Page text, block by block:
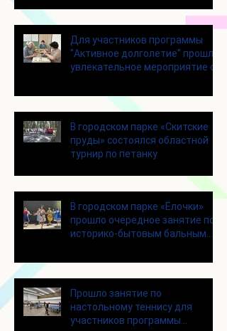
Для участников программы
"Активное долголетие" прошло
увлекательное мероприятие с
играми
В городском парке «Скитские
пруды» состоялся областной
турнир по петанку
В городском парке «Ёлочки»
прошло очередное занятие по
историко-бытовым бальным
Прошло занятие по
настольному теннису для
участников программы